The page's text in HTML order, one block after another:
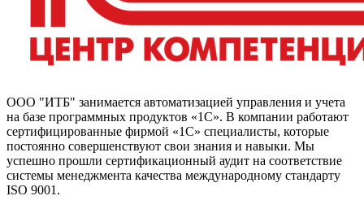
ООО "ИТБ" занимается автоматизацией управления и учета
на базе программных продуктов «1С». В компании работают
сертифицированные фирмой «1С» специалисты, которые
постоянно совершенствуют свои знания и навыки. Мы
успешно прошли сертификационный аудит на соответствие
системы менеджмента качества международному стандарту
ISO 9001.